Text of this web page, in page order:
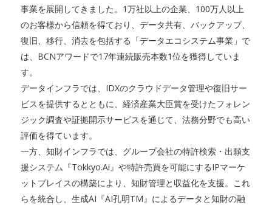
事業を展開してきました。1万社以上の企業、100万人以上
のお客様から信頼を得ており、データ共有、バックアップ、
復旧、移行、消去を包括する「データエコシステム事業」で
は、BCNアワードで17年連続販売本数1位を獲得していま
す。
データインフラでは、IDXのクラウドデータ管理や復旧サー
ビスを提供するとともに、経済産業大臣賞を受けたフォレン
ジック調査や証拠開示サービスを通じて、法務分野でも高い
評価を得ています。
一方、知財インフラでは、グループ会社の特許検索・出願支
援システム『Tokkyo.Ai』や特許売買を可能にするIPマーケ
ットプレイスの構築により、知財管理と収益化を支援。これ
らを統合し、生成AI『AI孔明TM』によるデータと知財の融